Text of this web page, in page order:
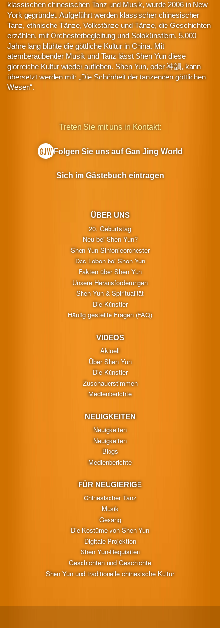
klassischen chinesischen Tanz und Musik, wurde 2006 in New
York gegründet. Aufgeführt werden klassischer chinesischer
Tanz, ethnische Tänze, Volkstänze und Tänze, die Geschichten
erzählen, mit Orchesterbegleitung und Solokünstlern. 5.000
Jahre lang blühte die göttliche Kultur in China. Mit
atemberaubender Musik und Tanz lässt Shen Yun diese
glorreiche Kultur wieder aufleben. Shen Yun, oder 神韻, kann
übersetzt werden mit: „Die Schönheit der tanzenden göttlichen
Wesen“.
ÜBER UNS
20. Geburtstag
Neu bei Shen Yun?
Shen Yun Sinfonieorchester
Das Leben bei Shen Yun
Fakten über Shen Yun
Unsere Herausforderungen
Shen Yun & Spiritualität
Die Künstler
Häufig gestellte Fragen (FAQ)
VIDEOS
Aktuell
Über Shen Yun
Die Künstler
Zuschauerstimmen
Medienberichte
NEUIGKEITEN
Neuigkeiten
Neuigkeiten
Blogs
Medienberichte
FÜR NEUGIERIGE
Chinesischer Tanz
Musik
Gesang
Die Kostüme von Shen Yun
Digitale Projektion
Shen Yun-Requisiten
Geschichten und Geschichte
Shen Yun und traditionelle chinesische Kultur
Treten Sie mit uns in Kontakt:
Folgen Sie uns auf Gan Jing World
Sich im Gästebuch eintragen